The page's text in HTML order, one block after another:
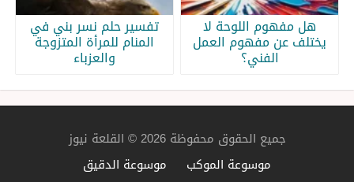
هل مفهوم اللوحة لا
يختلف عن مفهوم العمل
الفني؟
تفسير حلم نسر بني في
المنام للمرأة المتزوجة
والعزباء
جميع الحقوق محفوظة 2026 © القلعة نيوز
موسوعة الموكب
موسوعة الدقيق